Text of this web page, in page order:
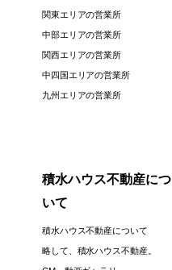
関東エリアの営業所
中部エリアの営業所
関西エリアの営業所
中四国エリアの営業所
九州エリアの営業所
積水ハウス不動産につ
いて
積水ハウス不動産について
略して、積水ハウス不動産。